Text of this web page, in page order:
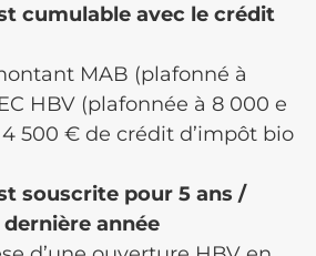
cumulable avec le crédit
MAB (plafonné à
HBV (plafonnée à 8 000 e
500 € de crédit d’impôt bio
souscrite pour 5 ans /
dernière année